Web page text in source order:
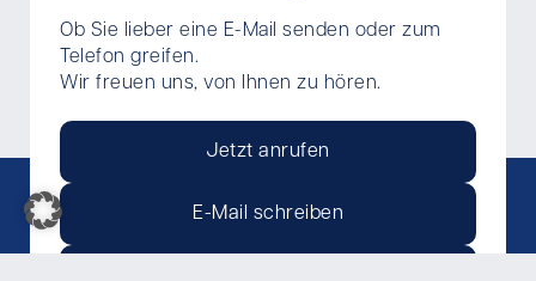
Ob Sie lieber eine E-Mail senden oder zum
Telefon greifen.
Wir freuen uns, von Ihnen zu hören.
Jetzt anrufen
E-Mail schreiben